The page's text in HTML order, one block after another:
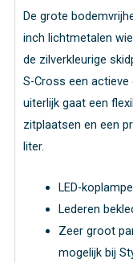
De grote
inch lichtmetalen
de zilverkleurige
S-Cross een
uiterlijk gaat een
zitplaatsen en een
liter.
LED-
Lederen
Zeer groot
mogelijk bij